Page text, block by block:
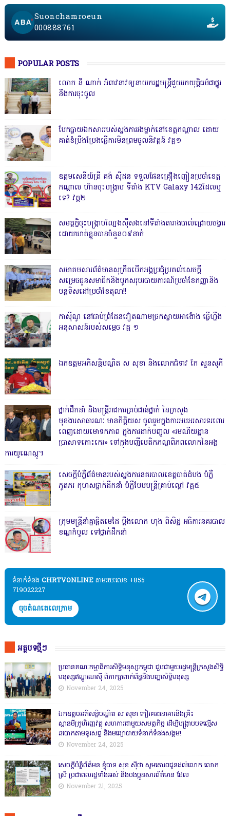
Suonchamroeun
000888761
POPULAR POSTS
លោក នី ណាក់ អំពាវនាវឲ្យនាយករដ្ឋមន្ត្រីជួយរកយុត្តិធម៌ជាថ្នូរ
នឹងការចុះចូល
បែកធ្លាយឯកសាររបស់ស្នងការរងម្នាក់នៅខេត្តកណ្ដាល ដោយ
គាត់ខំប្រឹងប្រែងធ្វើការមិនព្រមចូលនិវត្តន៍ វគ្គ១
ឧត្តមសេនីយ៍ត្រី គង់ ស៊ីដន ទទួលផែនគ្រឿងញៀនប្រចាំខេត្ត
កណ្តាល ហ៊ានចុះបង្ក្រាប ទីតាំង KTV Galaxy 142ដែលឬ
ទេ? វគ្គ២
សមត្ថកិ្ចចុះបង្ក្រាបល្បែងស៊ីសងនៅទីតាំងតារាងបាល់ជ្រោយចង្វារ
ដោយឃាត់ខ្លួនបានចំនួន០៩នាក់
សមាគមសារព័ត៌មានសុក្រឹតបើកអង្គប្រជុំប្រគល់សេចក្តី
សម្រេចជូនសមាជិកនិងបូកសរុបរបាយការណ៍ប្រចាំខែកញ្ញានិង
បន្តទិសដៅប្រចាំខែតុលា!!
កាសុីណូ នៅជាប់ព្រំដែនវៀតណាមច្រកស្វាយអាង៉ោង ធ្វើហ្នឹង
អនុសាសន៍របស់សម្ដេច វគ្គ ១
ឯកឧត្តមអភិសន្តិបណ្ឌិត ស សុខា និងលោកជំទាវ កែ សួនសុភី
ថ្នាក់ដឹកនាំ និងមន្ត្រីរាជការគ្រប់ជាន់ថ្នាក់ នៃក្រសួង
មុខងារសាធារណៈ មានកិត្តិយស ចូលរួមក្នុងការអបអរសារទរពោរ
ពេញដោយមោទកភាព ក្នុងការដាក់បញ្ចូល «រមណីយដ្ឋាន
ប្រាសាទកោះកេរ» ទៅក្នុងបញ្ជីបេតិកភណ្ឌពិភពលោកនៃអង្គ
ការយូណេស្កូ។
សេចក្តីបំភ្លឺព័ត៌មានរបស់ស្នងការនគរបាលខេត្តបាត់ដំបង បំភ្លឺ
ភូតភរ កុហសថ្នាក់ដឹកនាំ បំភ្លឺបែបបន្ត្រីគ្រាប់ល្ពៅ វគ្គ៥
ក្រុមមន្ត្រីនាំគ្នាផ្ដិតមេដៃ ប្ដឹងលោក ហុង ពិសិដ្ឋ អធិការនគរបាល
ខណ្ឌកំបូល ទៅថ្នាក់ដឹកនាំ
ទំនាក់ទំនង​​ CHRTVONLINE តាមរយៈលេខ +855
719022227
ចុចតំណតេលេក្រាម
អត្ថបទថ្មីៗ
ប្រធានគណៈកម្មាធិការសិទ្ធិមនុស្សកម្ពុជា ជួបជាមួយរដ្ឋមន្ត្រីក្រសួងសិទ្ធិ
មនុស្សឥណ្ឌូណេស៊ី ពិភាក្សាពាក់ព័ន្ធនឹងបញ្ហាសិទ្ធិមនុស្ស
November 24, 2025
ឯកឧត្តមអភិសន្តិបណ្ឌិត ស សុខា កៀរគរធនាគារនិងគ្រឹះ
ស្ថានមីក្រូហិរញ្ញវត្ថុ សហការជាមួយសមត្ថកិច្ច ដើម្បីបង្ក្រាបបទល្មើស
ឆបោកតាមទូរសព្ទ និងមធ្យោបាយទំនាក់ទំនងសង្គម!
November 24, 2025
សេចក្តីបំភ្លឺព័ត៌មន ខ្ញុំបាទ សុខ សុីថា សូមគោរពជូនដល់លោក លោក
ស្រី ប្រជាពលរដ្ឋទាំងអស់ និងបងប្អូនសារព័ត៌មាន ដែល
November 21, 2025